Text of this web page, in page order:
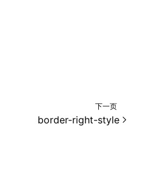
下一页
border-right-style